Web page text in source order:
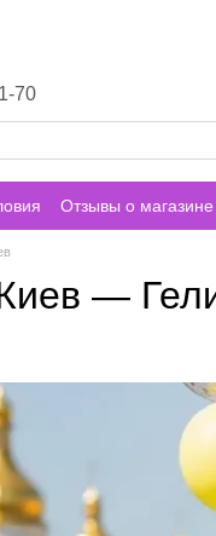
70
Отзывы о магазине
—